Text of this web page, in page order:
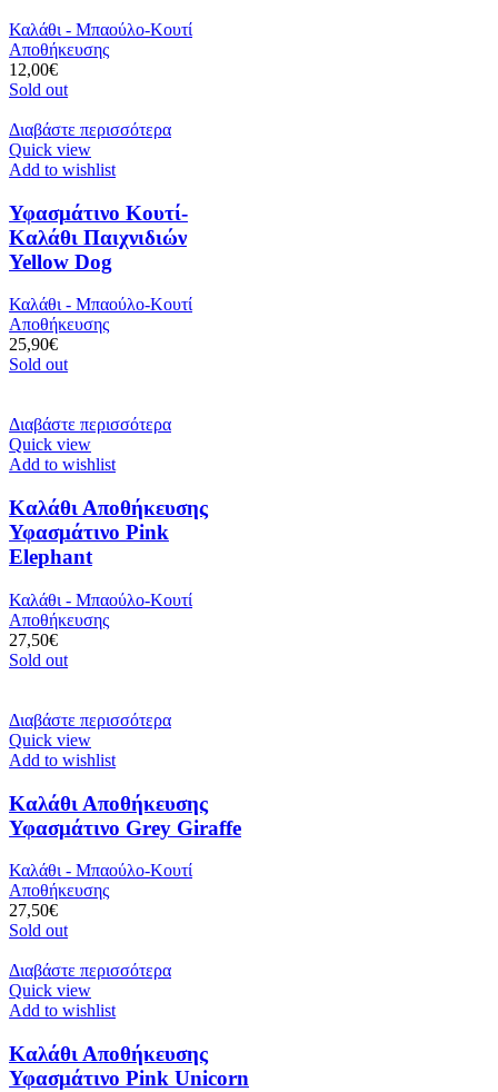
Καλάθι - Μπαούλο-Κουτί
Αποθήκευσης
12,00€
Sold out
Διαβάστε περισσότερα
Quick view
Add to wishlist
Υφασμάτινο Κουτί-
Καλάθι Παιχνιδιών
Yellow Dog
Καλάθι - Μπαούλο-Κουτί
Αποθήκευσης
25,90€
Sold out
Διαβάστε περισσότερα
Quick view
Add to wishlist
Καλάθι Αποθήκευσης
Υφασμάτινο Pink
Elephant
Καλάθι - Μπαούλο-Κουτί
Αποθήκευσης
27,50€
Sold out
Διαβάστε περισσότερα
Quick view
Add to wishlist
Καλάθι Αποθήκευσης
Υφασμάτινο Grey Giraffe
Καλάθι - Μπαούλο-Κουτί
Αποθήκευσης
27,50€
Sold out
Διαβάστε περισσότερα
Quick view
Add to wishlist
Καλάθι Αποθήκευσης
Υφασμάτινο Pink Unicorn